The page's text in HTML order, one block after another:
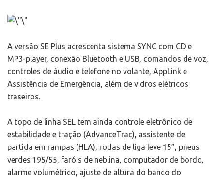
A versão SE Plus acrescenta sistema SYNC com CD e
MP3-player, conexão Bluetooth e USB, comandos de voz,
controles de áudio e telefone no volante, AppLink e
Assistência de Emergência, além de vidros elétricos
traseiros.
A topo de linha SEL tem ainda controle eletrônico de
estabilidade e tração (AdvanceTrac), assistente de
partida em rampas (HLA), rodas de liga leve 15”, pneus
verdes 195/55, faróis de neblina, computador de bordo,
alarme volumétrico, ajuste de altura do banco do